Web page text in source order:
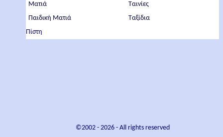
Ματιά
Παιδική Ματιά
Πίστη
Ταινίες
Ταξίδια
©2002 - 2026- All rights reserved